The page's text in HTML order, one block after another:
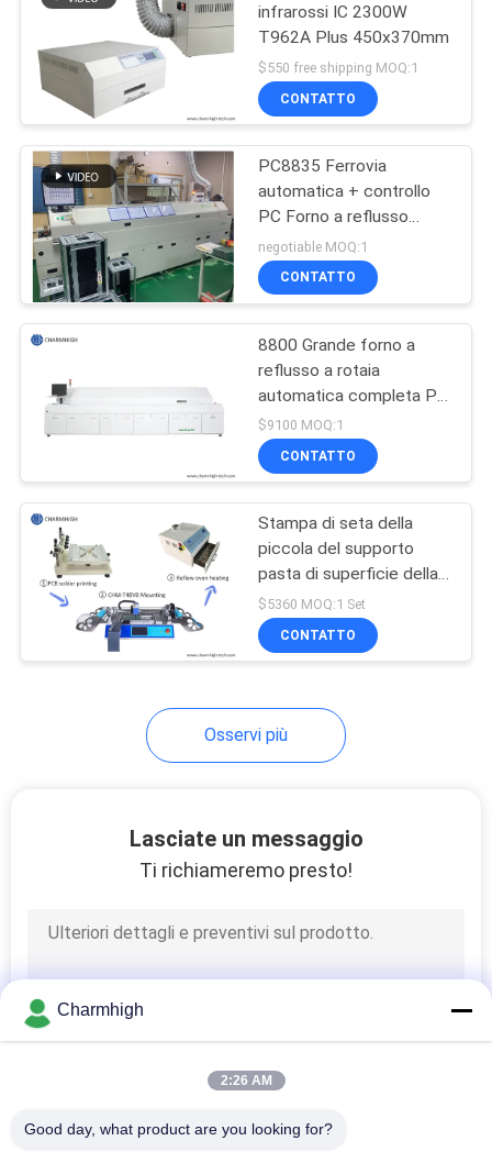
Piccola macchina di
SMT
scelta dello smd e
macchina del posto
Catena di
montaggio del PWB
Accessori di SMT
saldatrice dell'onda
infrarossi IC 2300W
T962A Plus 450x370mm
$550 free shipping MOQ:1
CONTATTO
PC8835 Ferrovia
automatica + controllo
PC Forno a reflusso
senza piombo 8 temp
Zoni di saldatura
negotiable MOQ:1
CONTATTO
8800 Grande forno a
reflusso a rotaia
automatica completa PC
Controllo senza piombo
3180x500mm
$9100 MOQ:1
CONTATTO
Stampa di seta della
piccola del supporto
pasta di superficie della
lega per saldatura,
CHMT48VB Chip
Mounter, linea di
$5360 MOQ:1 Set
CONTATTO
Osservi più
Lasciate un messaggio
Ti richiameremo presto!
Charmhigh
2:26 AM
Good day, what product are you looking for?